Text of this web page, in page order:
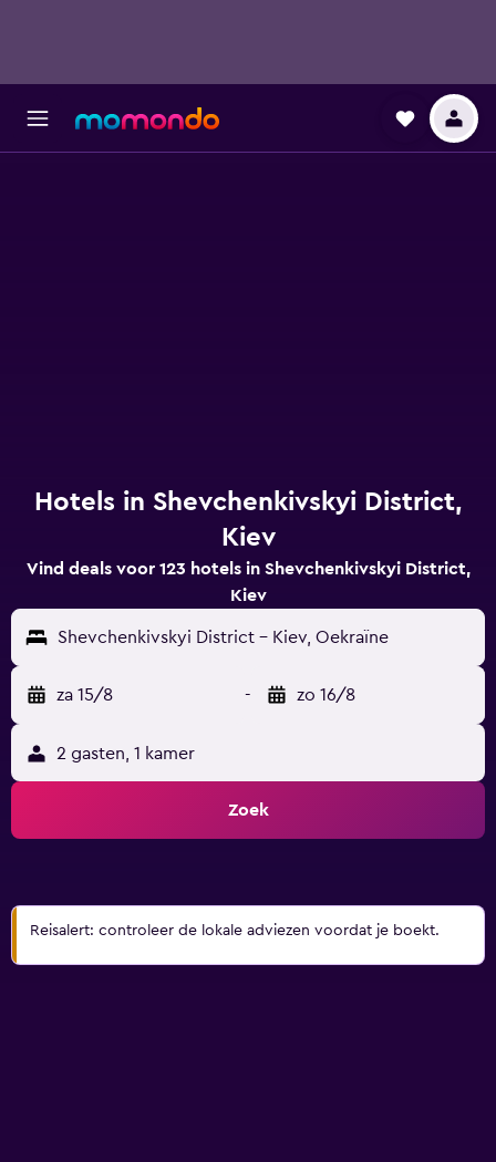
Hotels in Shevchenkivskyi District,
Kiev
Vind deals voor 123 hotels in Shevchenkivskyi District,
Kiev
Shevchenkivskyi District - Kiev, Oekraïne
za 15/8 - zo 16/8
2 gasten, 1 kamer
Zoek
Reisalert: controleer de lokale adviezen voordat je boekt.